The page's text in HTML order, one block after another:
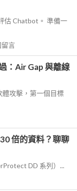
估 Chatbot。 準備一
留言
：Air Gap 與離線
攻擊，第一個目標
倍的資料？聊聊
DD 系列）...